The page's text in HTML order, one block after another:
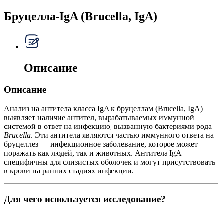
Бруцелла-IgA (Brucella, IgA)
Описание
Описание
Анализ на антитела класса IgA к бруцеллам (Brucella, IgA)
выявляет наличие антител, вырабатываемых иммунной
системой в ответ на инфекцию, вызванную бактериями рода
Brucella. Эти антитела являются частью иммунного ответа на
бруцеллез — инфекционное заболевание, которое может
поражать как людей, так и животных. Антитела IgA
специфичны для слизистых оболочек и могут присутствовать
в крови на ранних стадиях инфекции.
Для чего используется исследование?